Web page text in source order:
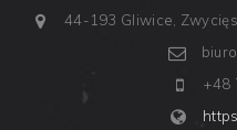
44-193 Gliwice,
+48